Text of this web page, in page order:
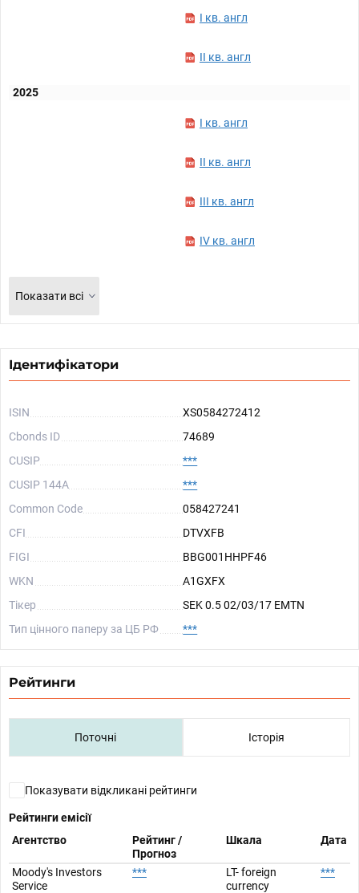
I кв. англ
II кв. англ
2025
I кв. англ
II кв. англ
III кв. англ
IV кв. англ
Показати всі
Ідентифікатори
ISIN
XS0584272412
Cbonds ID
74689
CUSIP
***
CUSIP 144A
***
Common Code
058427241
CFI
DTVXFB
FIGI
BBG001HHPF46
WKN
A1GXFX
Тікер
SEK 0.5 02/03/17 EMTN
Тип цінного паперу за ЦБ РФ
***
Рейтинги
Поточні Історія
Показувати відкликані рейтинги
Рейтинги емісії
Агентство
Рейтинг /
Прогноз
Шкала Дата
Moody's Investors
Service
***
LT- foreign
currency
***